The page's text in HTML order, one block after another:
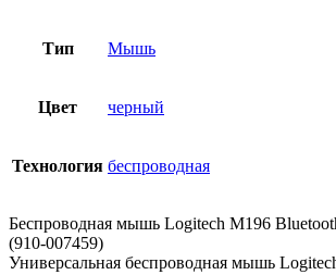
Тип Мышь
Цвет черный
Технология беспроводная
Беспроводная мышь Logitech M196
(910-007459)
Универсальная беспроводная мышь